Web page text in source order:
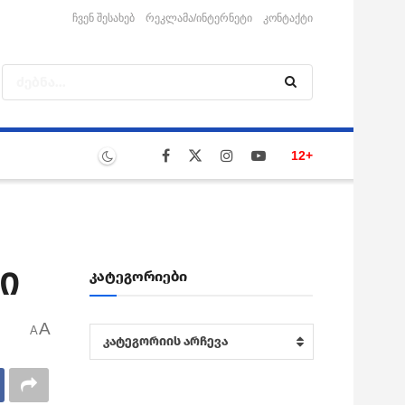
ჩვენ შესახებ რეკლამა/ინტერნეტი კონტაქტი
12+
AA
კატეგორიები
კატეგორიები
კატეგორიის არჩევა